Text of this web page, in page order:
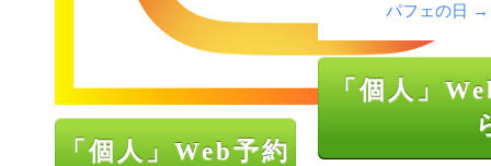
「個人」Web予約
パフェの日
→
「個人」